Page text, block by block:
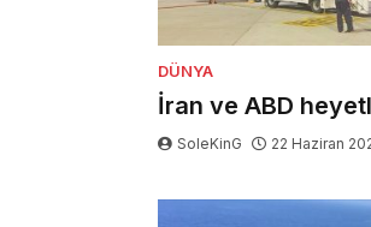
DÜNYA
İran ve ABD
SoleKinG 22 Haziran